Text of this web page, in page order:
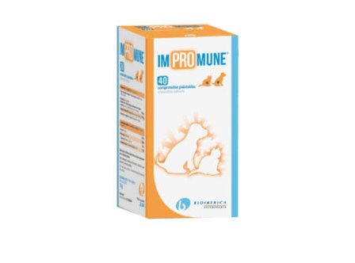
Feringa pro kočky — Lisované za studena a přírodní
Fontány pro kočky
Granule pro kočky
Hill’s pro kočky — Veterinární a prémiová výživa